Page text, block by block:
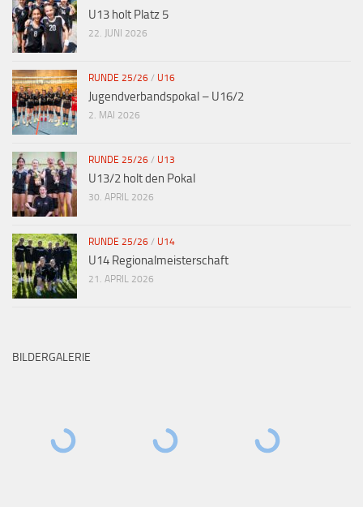
U13 holt Platz 5
22. JUNI 2026
RUNDE 25/26 / U16
Jugendverbandspokal – U16/2
2. MAI 2026
RUNDE 25/26 / U13
U13/2 holt den Pokal
30. APRIL 2026
RUNDE 25/26 / U14
U14 Regionalmeisterschaft
21. APRIL 2026
BILDERGALERIE